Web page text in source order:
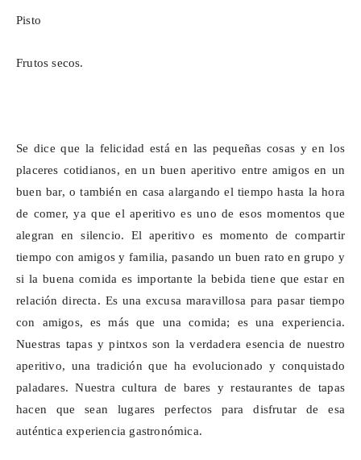
Pisto
Frutos secos.
Se dice que la felicidad está en las pequeñas cosas y en los
placeres cotidianos, en un buen aperitivo entre amigos en un
buen bar, o también en casa alargando el tiempo hasta la hora
de comer, ya que el aperitivo es uno de esos momentos que
alegran en silencio. El aperitivo es momento de compartir
tiempo con amigos y familia, pasando un buen rato en grupo y
si la buena comida es importante la bebida tiene que estar en
relación directa. Es una excusa maravillosa para pasar tiempo
con amigos, es más que una comida; es una experiencia.
Nuestras tapas ypintxosson la verdadera esencia de nuestro
aperitivo, una tradición que ha evolucionado y conquistado
paladares. Nuestra cultura de bares y restaurantes de tapas
hacen que sean lugares perfectos para disfrutar de esa
auténtica experiencia gastronómica.